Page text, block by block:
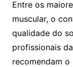
Entre os
muscular, o
qualidade do
profissionais
recomendam